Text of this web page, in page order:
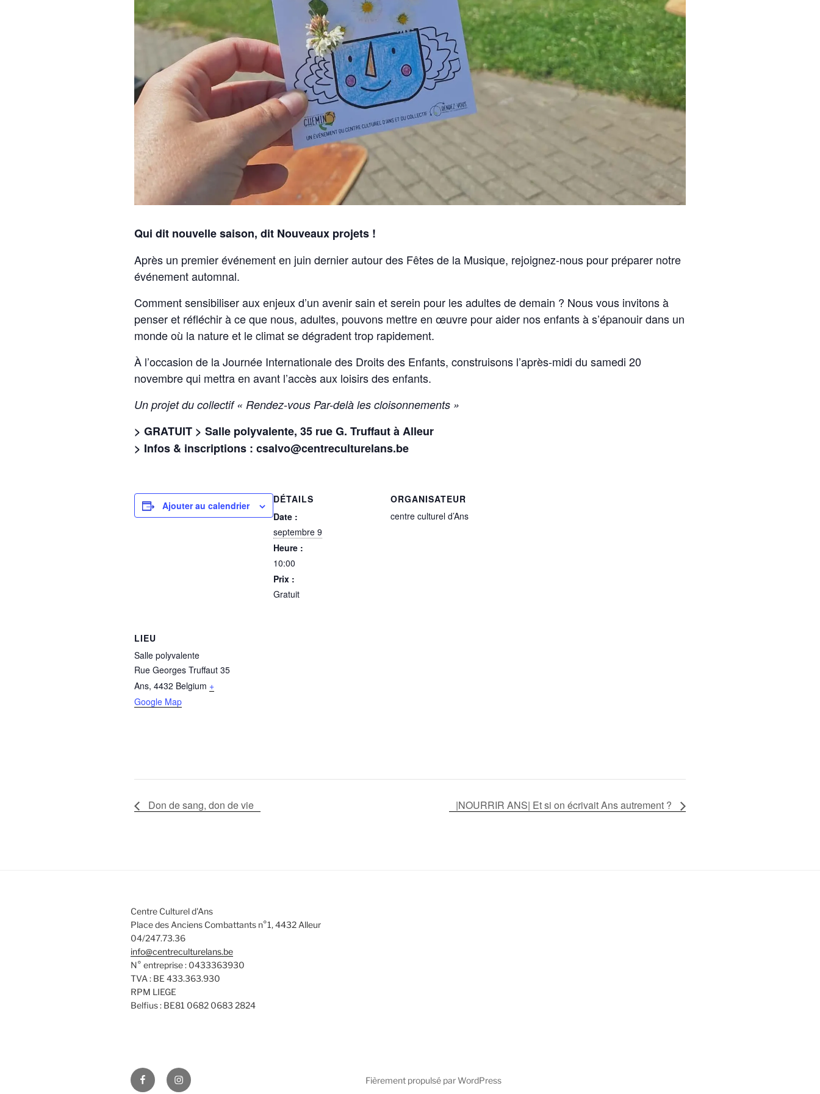
Qui dit nouvelle saison, dit Nouveaux projets !
Après un premier événement en juin dernier autour des Fêtes de la Musique, rejoignez-nous pour préparer notre
événement automnal.
Comment sensibiliser aux enjeux d’un avenir sain et serein pour les adultes de demain ? Nous vous invitons à
penser et réfléchir à ce que nous, adultes, pouvons mettre en œuvre pour aider nos enfants à s’épanouir dans un
monde où la nature et le climat se dégradent trop rapidement.
À l’occasion de la Journée Internationale des Droits des Enfants, construisons l’après-midi du samedi 20
novembre qui mettra en avant l’accès aux loisirs des enfants.
Un projet du collectif « Rendez-vous Par-delà les cloisonnements »
> GRATUIT > Salle polyvalente, 35 rue G. Truffaut à Alleur
> Infos & inscriptions : csalvo@centreculturelans.be
Ajouter au calendrier
DÉTAILS
Date :
septembre 9
Heure :
10:00
Prix :
Gratuit
ORGANISATEUR
centre culturel d’Ans
LIEU
Salle polyvalente
Rue Georges Truffaut 35
Ans, 4432 Belgium +
Google Map
Don de sang, don de vie |NOURRIR ANS| Et si on écrivait Ans autrement ?
Centre Culturel d'Ans
Place des Anciens Combattants n°1, 4432 Alleur
04/247.73.36
info@centreculturelans.be
N° entreprise : 0433363930
TVA : BE 433.363.930
RPM LIEGE
Belfius : BE81 0682 0683 2824
FacebookInstagram Fièrement propulsé par WordPress